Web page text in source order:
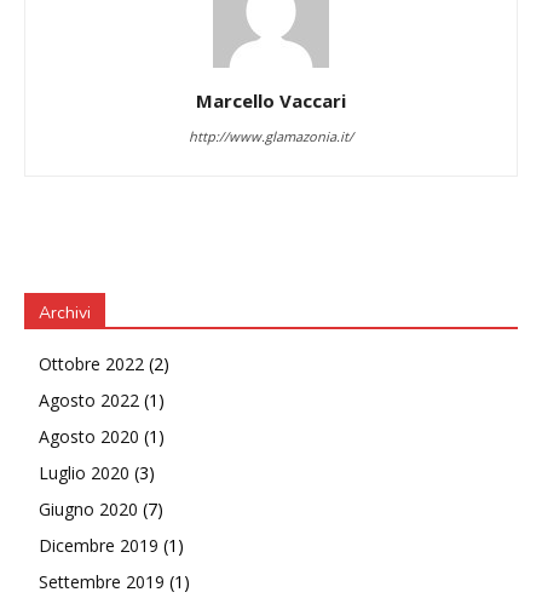
Marcello Vaccari
http://www.glamazonia.it/
Archivi
Ottobre 2022 (2)
Agosto 2022 (1)
Agosto 2020 (1)
Luglio 2020 (3)
Giugno 2020 (7)
Dicembre 2019 (1)
Settembre 2019 (1)